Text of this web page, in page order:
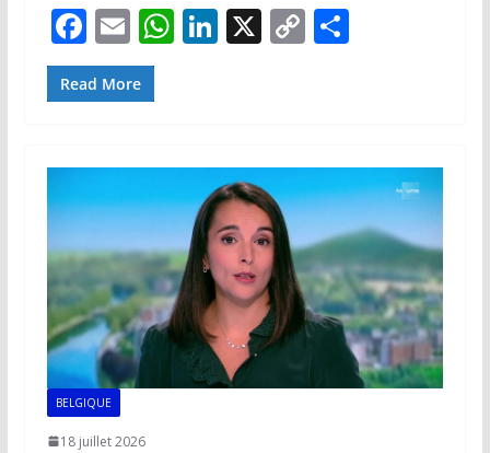
F
ac
e
o
o
k
E
m
ai
W
A
p
p
Li
dI
n
X C
Li
n
k
P
er
Read More
BELGIQUE
18 juillet 2026